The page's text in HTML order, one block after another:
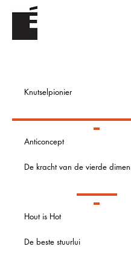
Knutselpionier
Anticoncept
De kracht van de vierde
Hout is Hot
De beste stuurlui